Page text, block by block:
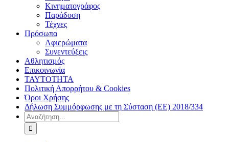
Κινηματογράφος
Παράδοση
Τέχνες
Πρόσωπα
Αφιερώματα
Συνεντεύξεις
Αθλητισμός
Επικοινωνία
ΤΑΥΤΟΤΗΤΑ
Πολιτική Απορρήτου & Cookies
Όροι Χρήσης
Δήλωση Συμμόρφωσης με τη Σύσταση (ΕΕ) 2018/334
Αναζήτηση
για: